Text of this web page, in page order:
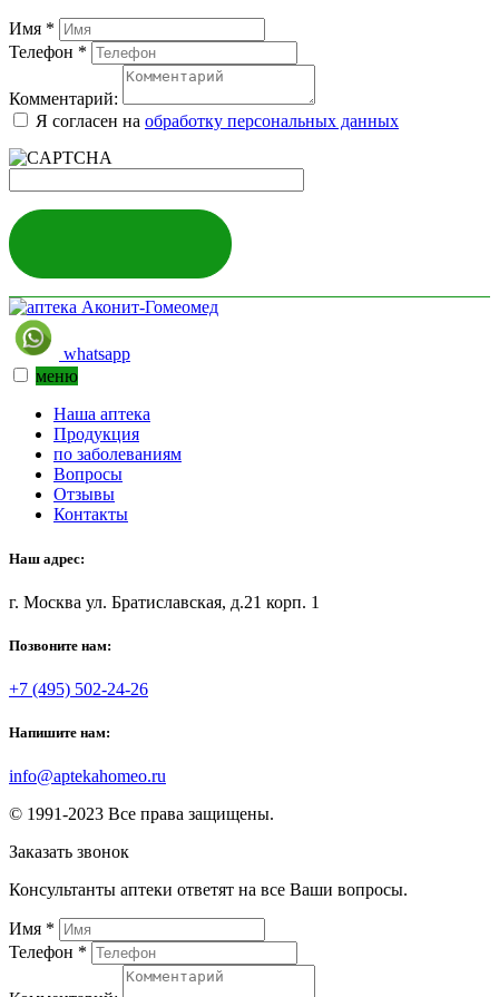
Имя *
Телефон *
Комментарий:
Я согласен на обработку персональных данных
whatsapp
меню
Наша аптека
Продукция
по заболеваниям
Вопросы
Отзывы
Контакты
Наш адрес:
г. Москва ул. Братиславская, д.21 корп. 1
Позвоните нам:
+7 (495) 502-24-26
Напишите нам:
info@aptekahomeo.ru
© 1991-2023 Все права защищены.
Заказать звонок
Консультанты аптеки ответят на все Ваши вопросы.
Имя *
Телефон *